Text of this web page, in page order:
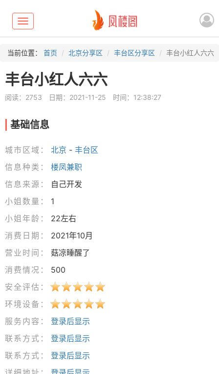
Toggle
navigation
当前位置： 首页 北京分享区 丰台区分享区 丰台小红人六六
丰台小红人六六
阅读：2753 日期：2021-11-25 时间：12:38:27
基础信息
城市区域： 北京 - 丰台区
信息种类：
楼凤兼职
信息来源：
自己开发
小姐数量：
1
小姐年龄：
22左右
消费日期：
2021年10月
营业时间：
菇凉睡醒了
消费情况：
500
安全评估：
环境设备：
服务内容：
登录后显示
联系方式：
登录后显示
联系方式：
登录后显示